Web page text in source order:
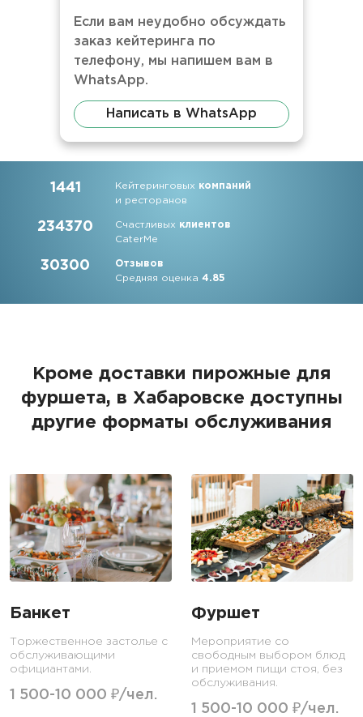
Если вам неудобно обсуждать
заказ кейтеринга по
телефону, мы напишем вам в
WhatsApp.
Написать в WhatsApp
1441 Кейтеринговых компаний
и ресторанов
234370 Счастливых клиентов
CaterMe
30300
Отзывов
Средняя оценка4.85
Кроме доставки пирожные для
фуршета, в Хабаровске доступны
другие форматы обслуживания
Банкет
Торжественное застолье с
обслуживающими
официантами.
1 500-10 000 ₽/чел.
Фуршет
Мероприятие со
свободным выбором блюд
и приемом пищи стоя, без
обслуживания.
1 500-10 000 ₽/чел.